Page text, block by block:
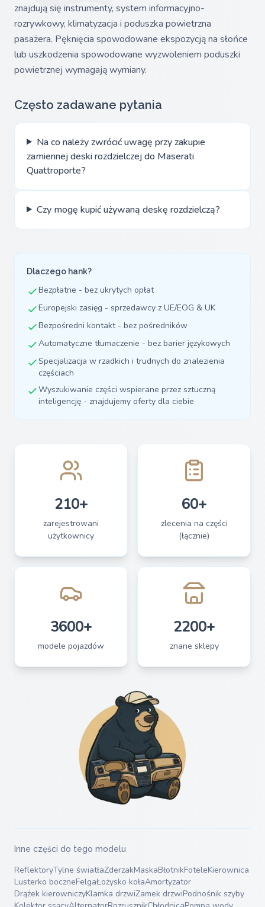
znajdują się instrumenty, system informacyjno-
rozrywkowy, klimatyzacja i poduszka powietrzna
pasażera. Pęknięcia spowodowane ekspozycją na słońce
lub uszkodzenia spowodowane wyzwoleniem poduszki
powietrznej wymagają wymiany.
Często zadawane pytania
Na co należy zwrócić uwagę przy zakupie
zamiennej deski rozdzielczej do Maserati
Quattroporte?
Czy mogę kupić używaną deskę rozdzielczą?
Dlaczego hank?
Bezpłatne - bez ukrytych opłat
Europejski zasięg - sprzedawcy z UE/EOG & UK
Bezpośredni kontakt - bez pośredników
Automatyczne tłumaczenie - bez barier językowych
Specjalizacja w rzadkich i trudnych do znalezienia
częściach
Wyszukiwanie części wspierane przez sztuczną
inteligencję - znajdujemy oferty dla ciebie
210+
zarejestrowani
użytkownicy
60+
zlecenia na części
(łącznie)
3600+
modele pojazdów
2200+
znane sklepy
Inne części do tego modelu
ReflektoryTylne światłaZderzakMaskaBłotnikFoteleKierownica
Lusterko boczneFelgaŁożysko kołaAmortyzator
Drążek kierowniczyKlamka drzwiZamek drzwiPodnośnik szyby